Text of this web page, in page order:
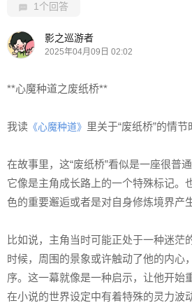
1个回答
影之巡游者
2025年04月09日 02:02
**心魔种道之废纸桥**
我读 《心魔种道》 里关于“废纸桥”的情节
在故事里，这“废纸桥”看似是一座很普
它像是主角成长路上的一个特殊标记。
色的重要邂逅或者是对自身修炼境界产
比如说，主角当时可能正处于一种迷
时候，周围的景象或许触动了他的内心
序。这一幕就像是一种启示，让他开始
在小说的世界设定中有着特殊的灵力波